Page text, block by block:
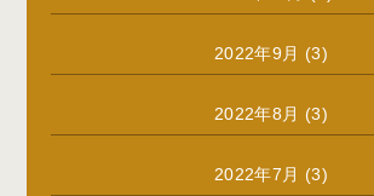
2022年9月 (3)
2022年8月 (3)
2022年7月 (3)